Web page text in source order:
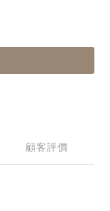
顧客評價